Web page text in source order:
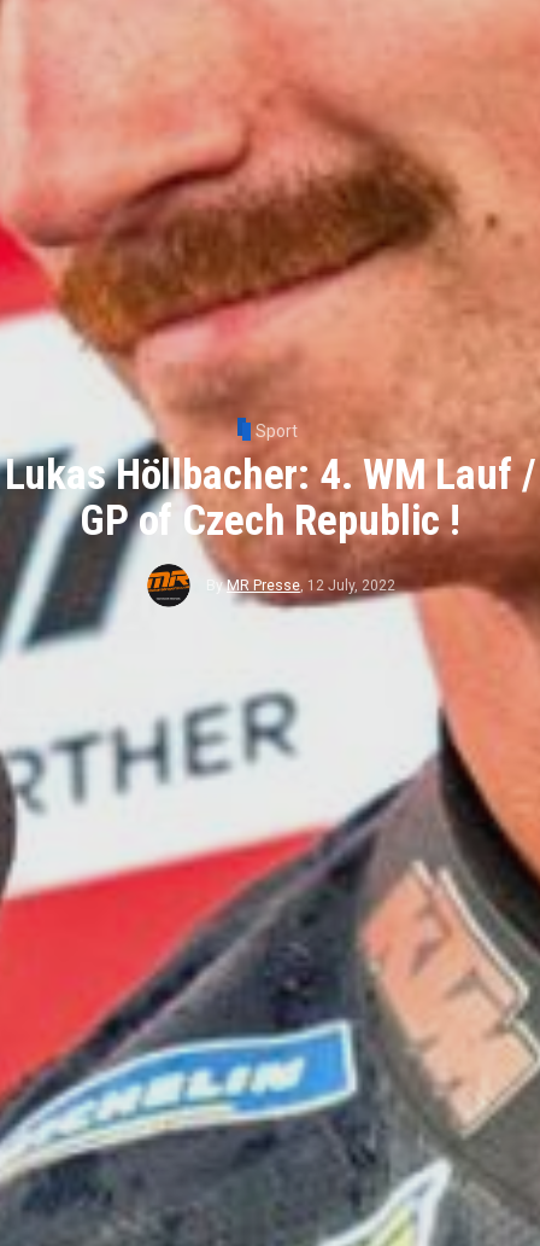
Sport
Lukas Höllbacher: 4. WM Lauf /
GP of Czech Republic !
ByMR Presse, 12 July, 2022